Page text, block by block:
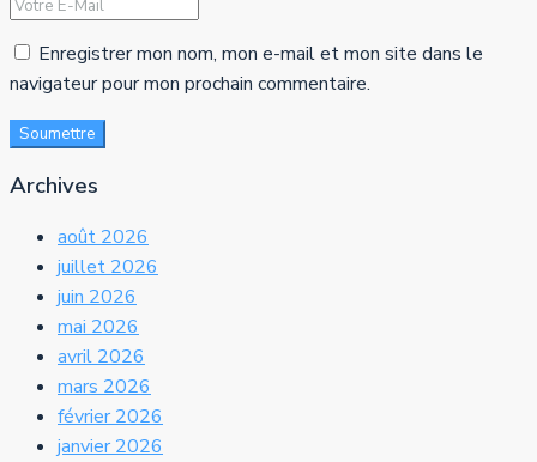
Enregistrer mon nom, mon e-mail et mon site dans le
navigateur pour mon prochain commentaire.
Soumettre
Archives
août 2026
juillet 2026
juin 2026
mai 2026
avril 2026
mars 2026
février 2026
janvier 2026